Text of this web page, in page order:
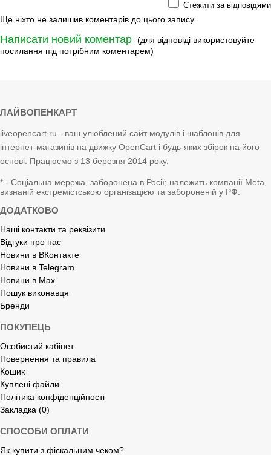
Стежити за відповідями
Ще ніхто не залишив коментарів до цього запису.
Написати новий коментар (для відповіді використовуйте
посилання під потрібним коментарем)
ЛАЙВОПЕНКАРТ
liveopencart.ru - ваш улюблений сайт модулів і шаблонів для
інтернет-магазинів на движку OpenCart і будь-яких збірок на його
основі. Працюємо з 13 березня 2014 року.
* - Соціальна мережа, заборонена в Росії; належить компанії Meta,
визнаній екстремістською організацією та забороненій у РФ.
ДОДАТКОВО
Наші контакти та реквізити
Відгуки про нас
Новини в ВКонтакте
Новини в Telegram
Новини в Max
Пошук виконавця
Бренди
ПОКУПЕЦЬ
Особистий кабінет
Повернення та правила
Кошик
Куплені файли
Політика конфіденційності
Закладка (0)
СПОСОБИ ОПЛАТИ
Як купити з фіскальним чеком?